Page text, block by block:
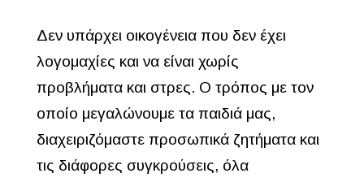
Δεν υπάρχει οικογένεια που δεν έχει
λογομαχίες και να είναι χωρίς
προβλήματα και στρες. Ο τρόπος με τον
οποίο μεγαλώνουμε τα παιδιά μας,
διαχειριζόμαστε προσωπικά ζητήματα και
τις διάφορες συγκρούσεις, όλα